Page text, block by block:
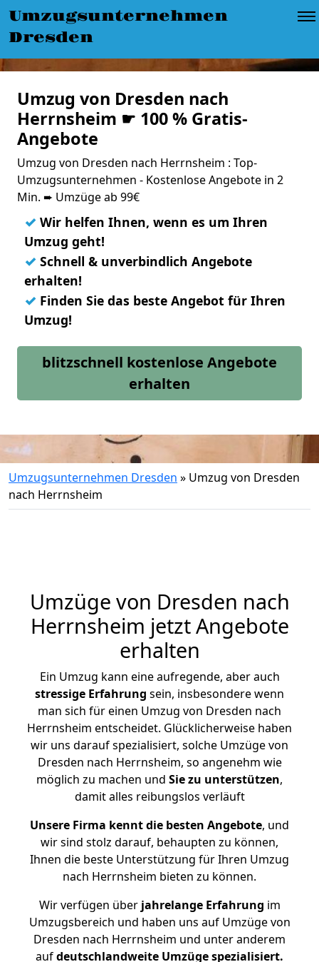
Umzugsunternehmen
Dresden
Umzug von Dresden nach
Herrnsheim ☛ 100 % Gratis-
Angebote
Umzug von Dresden nach Herrnsheim : Top-
Umzugsunternehmen - Kostenlose Angebote in 2
Min. ➨ Umzüge ab 99€
✓ Wir helfen Ihnen, wenn es um Ihren
Umzug geht!
✓ Schnell & unverbindlich Angebote
erhalten!
✓ Finden Sie das beste Angebot für Ihren
Umzug!
blitzschnell kostenlose Angebote
erhalten
Umzugsunternehmen Dresden » Umzug von Dresden
nach Herrnsheim
Umzüge von Dresden nach
Herrnsheim jetzt Angebote
erhalten
Ein Umzug kann eine aufregende, aber auch
stressige Erfahrung sein, insbesondere wenn
man sich für einen Umzug von Dresden nach
Herrnsheim entscheidet. Glücklicherweise haben
wir uns darauf spezialisiert, solche Umzüge von
Dresden nach Herrnsheim, so angenehm wie
möglich zu machen und Sie zu unterstützen,
damit alles reibungslos verläuft
Unsere Firma kennt die besten Angebote, und
wir sind stolz darauf, behaupten zu können,
Ihnen die beste Unterstützung für Ihren Umzug
nach Herrnsheim bieten zu können.
Wir verfügen überjahrelange Erfahrung im
Umzugsbereich und haben uns auf Umzüge von
Dresden nach Herrnsheim und unter anderem
aufdeutschlandweite Umzüge spezialisiert.